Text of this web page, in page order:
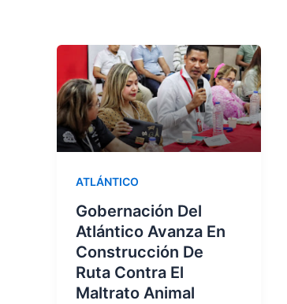
ATLÁNTICO
Gobernación Del
Atlántico Avanza En
Construcción De
Ruta Contra El
Maltrato Animal